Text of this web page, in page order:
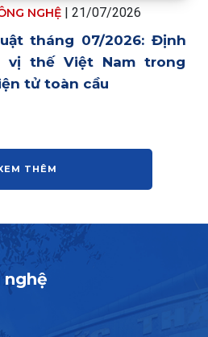
NGHỆ 21/07/2026
tháng 07/2026: Định
vị thế Việt Nam trong
tử toàn cầu
THÊM
nghệ